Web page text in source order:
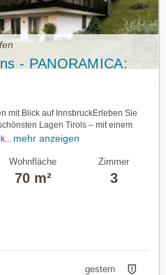
- PANORAMICA:
mit Blick auf InnsbruckErleben Sie
Lagen Tirols – mit einem
mehr anzeigen
Wohnfläche
70 m²
Zimmer
3
gestern